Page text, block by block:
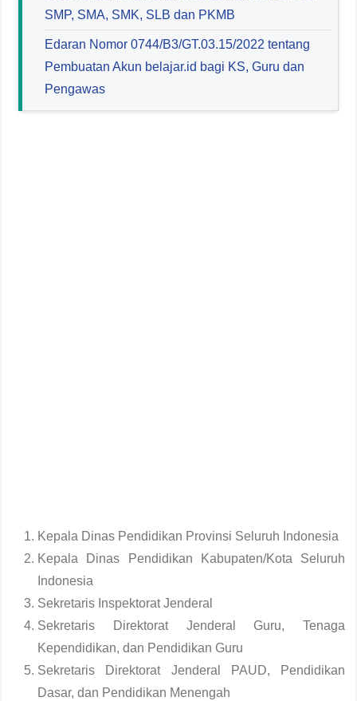
SMP, SMA, SMK, SLB dan PKMB
Edaran Nomor 0744/B3/GT.03.15/2022 tentang
Pembuatan Akun belajar.id bagi KS, Guru dan
Pengawas
Kepala Dinas Pendidikan Provinsi Seluruh Indonesia
Kepala Dinas Pendidikan Kabupaten/Kota Seluruh
Indonesia
Sekretaris Inspektorat Jenderal
Sekretaris Direktorat Jenderal Guru, Tenaga
Kependidikan, dan Pendidikan Guru
Sekretaris Direktorat Jenderal PAUD, Pendidikan
Dasar, dan Pendidikan Menengah